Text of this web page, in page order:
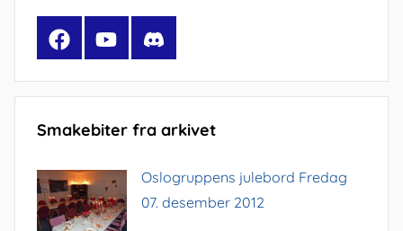
FacebookYouTubeDiscord
Smakebiter fra arkivet
Oslogruppens julebord Fredag
07. desember 2012